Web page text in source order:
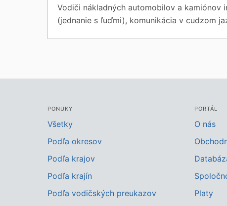
Vodiči nákladných automobilov a kamiónov
(jednanie s ľuďmi), komunikácia v cudzom
PONUKY
Všetky
Podľa okresov
Podľa krajov
Podľa krajín
Podľa vodičských preukazov
PORTÁL
O nás
Platy